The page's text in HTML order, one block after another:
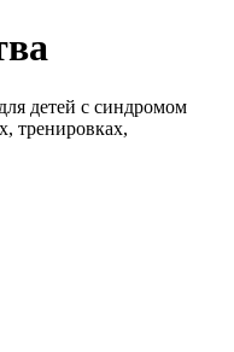
детей с синдромом
тренировках,